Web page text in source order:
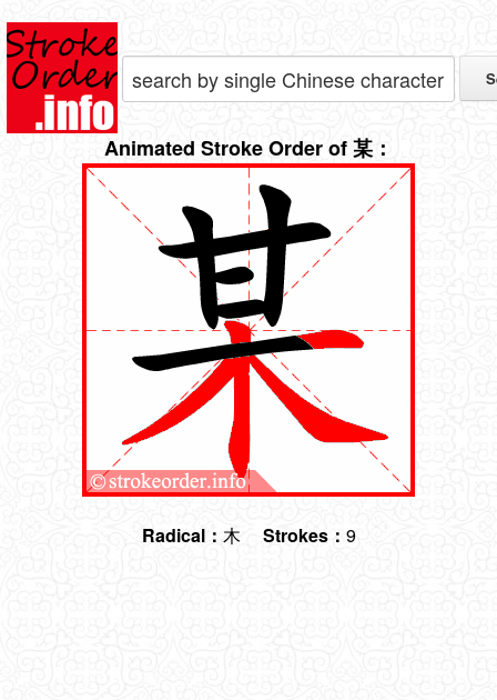
Animated Stroke Order of 某：
Radical： 木 Strokes： 9